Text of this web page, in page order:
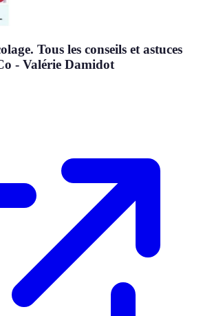
Tous les conseils et astuces
- Valérie Damidot